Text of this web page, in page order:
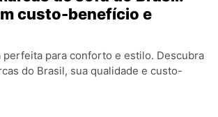
custo-benefício e
perfeita para conforto e estilo. Descubra
do Brasil, sua qualidade e custo-